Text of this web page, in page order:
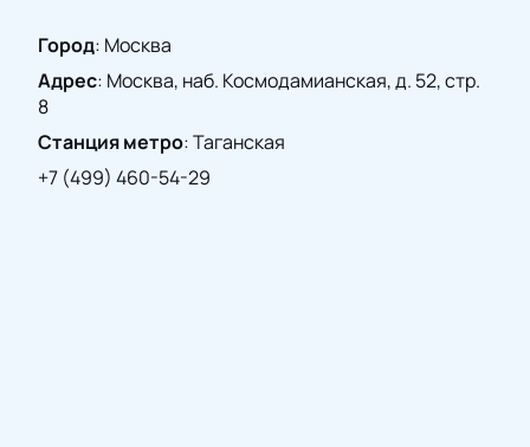
Город: Москва
Адрес: Москва, наб. Космодамианская, д. 52, стр.
8
Станция метро:Таганская
+7 (499) 460-54-29